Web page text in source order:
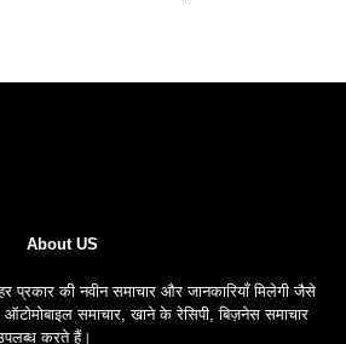
About US
प्रकार की नवीन समाचार और जानकारियाँ मिलेगी जैसे
समाचार, खाने के रेसिपी, बिज़नेस समाचार
करते हैं।